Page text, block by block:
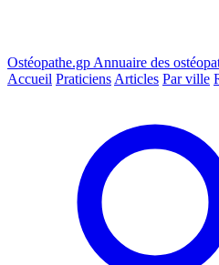
Ostéopathe.gp Annuaire des
Accueil Praticiens Articles Par ville